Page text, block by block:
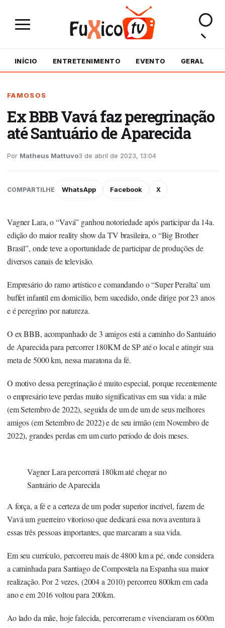
INÍCIO ENTRETENIMENTO EVENTO GERAL
FAMOSOS
Ex BBB Vavá faz peregrinação
até Santuário de Aparecida
Por Matheus Mattuvo3 de abril de 2023, 13:04
COMPARTILHE WhatsApp Facebook X
Vagner Lara, o “Vavá” ganhou notoriedade após participar da 14a.
edição do maior reality show da TV brasileira, o “Big Brother
Brasil”, onde teve a oportunidade de participar de produções de
diversos canais de televisão.
Empresário do ramo artístico e comandando o “Super Peralta’ um
buffet infantil em domicilio, bem sucedido, onde dirige por 23 anos
e é peregrino por natureza.
O ex BBB, acompanhado de 3 amigos está a caminho do Santuário
de Aparecida para percorrer 180KM de SP até o local e atingir sua
meta de 5000 km, nessa maratona da fé.
O motivo dessa peregrinação é muito especial, porque recentemente
o empresário teve perdas muito significativas em sua vida: a mãe
(em Setembro de 2022), seguida de um de um de seus melhores
amigos (em Setembro de 2022) e de seu irmão (em Novembro de
2022), grandes perdas em um curto período de dois meses.
Vagner Lara percorrerá 180km até chegar no
Santuário de Aparecida
A força, a fé e a certeza de um poder superior incrível, fazem de
Vavá um guerreiro vitorioso que dedicará essa nova aventura à
essas três pessoas importantes, que marcaram a sua vida.
Em seu currículo, percorreu mais de 4800 km a pé, onde considera
a caminhada para Santiago de Compostela na Espanha sua maior
realização. Por 2 vezes, (2004 a 2010) percorreu 800km em cada
ano e em 2016 voltou para 200km.
Ao lado da mãe, hoje falecida, percorreram e vivenciaram os 600m